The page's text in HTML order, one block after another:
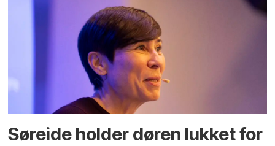
Søreide holder døren lukket for